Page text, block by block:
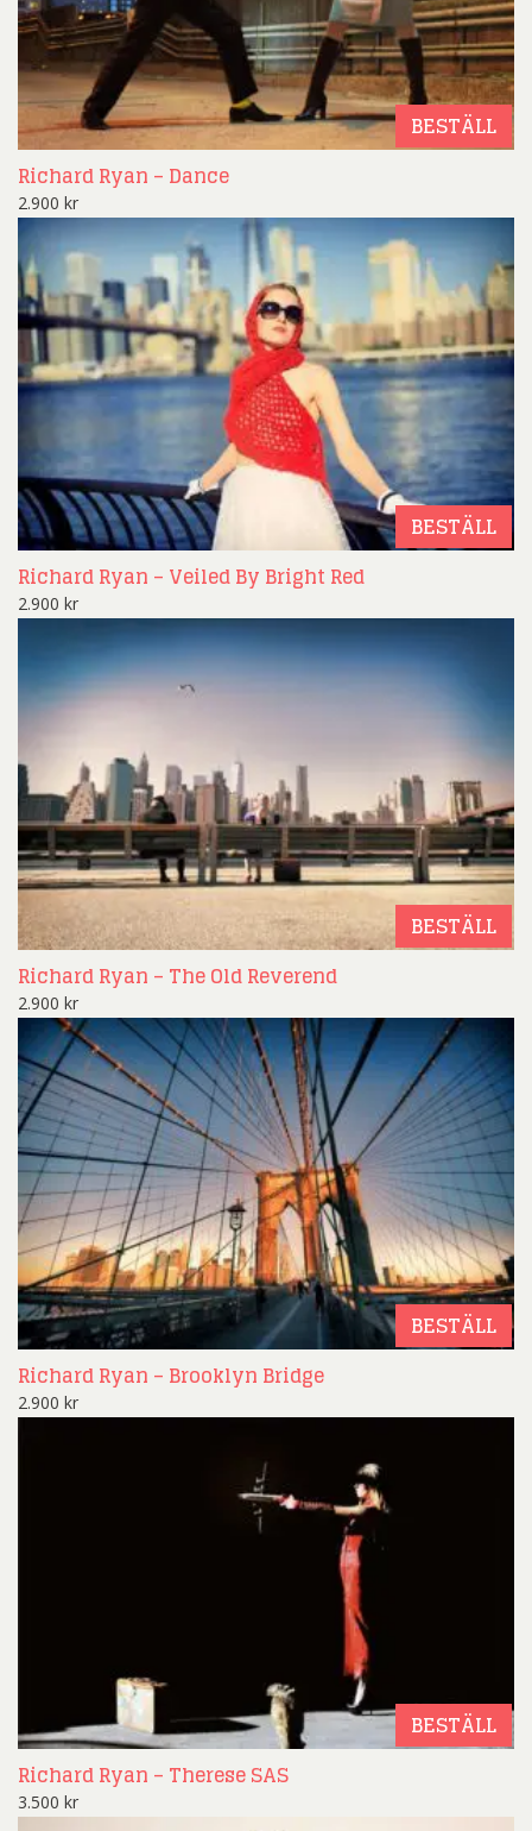
BESTÄLL
Richard Ryan – Dance
2.900 kr
BESTÄLL
Richard Ryan – Veiled By Bright Red
2.900 kr
BESTÄLL
Richard Ryan – The Old Reverend
2.900 kr
BESTÄLL
Richard Ryan – Brooklyn Bridge
2.900 kr
BESTÄLL
Richard Ryan – Therese SAS
3.500 kr